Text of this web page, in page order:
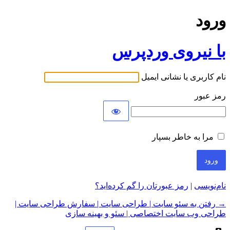
ورود
با نیروی وردپرس
نام کاربری یا نشانی ایمیل
رمز عبور
مرا به خاطر بسپار
نام‌نویسی | رمز عبورتان را گم کرده‌اید؟
→ رفتن به سئو سایت | طراحی سایت | سفارش طراحی سایت |
طراحی وب سایت اختصاصی | سئو و بهینه سازی